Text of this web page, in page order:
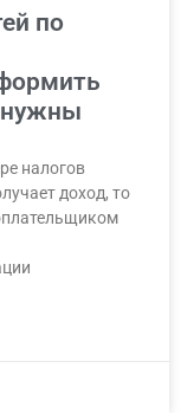
по
нужны
налогов
доход, то